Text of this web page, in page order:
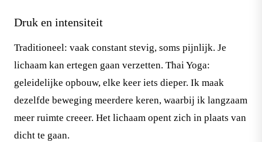
Druk en intensiteit
Traditioneel: vaak constant stevig, soms pijnlijk. Je
lichaam kan ertegen gaan verzetten. Thai Yoga:
geleidelijke opbouw, elke keer iets dieper. Ik maak
dezelfde beweging meerdere keren, waarbij ik langzaam
meer ruimte creeer. Het lichaam opent zich in plaats van
dicht te gaan.